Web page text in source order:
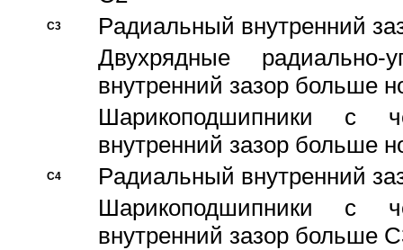
C3
Pадиальный внутренний
Двухрядные радиально-
внутренний зазор больше
Шарикоподшипники с
внутренний зазор больше
C4
Pадиальный внутренний
Шарикоподшипники с
внутренний зазор больше